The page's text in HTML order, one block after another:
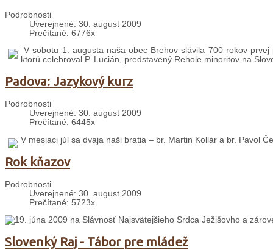
Podrobnosti
Uverejnené: 30. august 2009
Prečítané: 6776x
V sobotu 1. augusta naša obec Brehov slávila 700 rokov
ktorú celebroval P. Lucián, predstavený Rehole minoritov na
Padova: Jazykový kurz
Podrobnosti
Uverejnené: 30. august 2009
Prečítané: 6445x
V mesiaci júl sa dvaja naši bratia – br. Martin Kollár a br. Pavol
Rok kňazov
Podrobnosti
Uverejnené: 30. august 2009
Prečítané: 5723x
19. júna 2009 na Slávnosť Najsvätejšieho Srdca Ježišovho a
Slovenký Raj - Tábor pre mládež